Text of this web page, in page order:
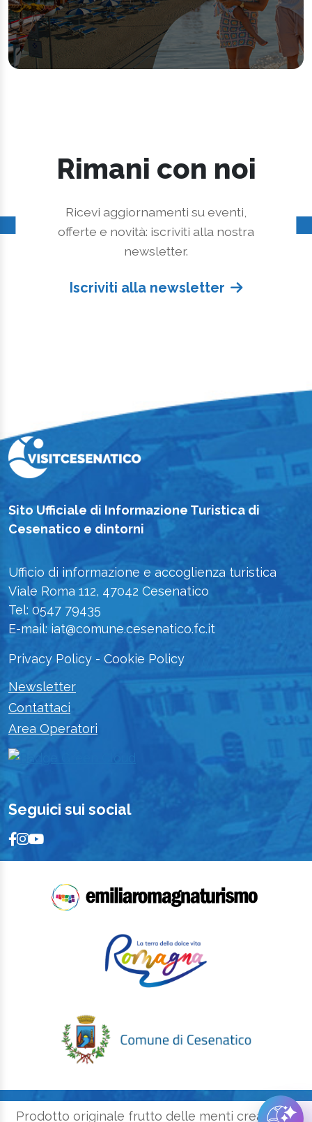
Rimani con noi
Ricevi aggiornamenti su eventi,
offerte e novità: iscriviti alla nostra
newsletter.
Iscriviti alla newsletter
Sito Ufficiale di Informazione Turistica di
Cesenatico e dintorni
Ufficio di informazione e accoglienza turistica
Viale Roma 112, 47042 Cesenatico
Tel: 0547 79435
E-mail: iat@comune.cesenatico.fc.it
Privacy Policy - Cookie Policy
Newsletter
Contattaci
Area Operatori
Seguici sui social
Prodotto originale frutto delle menti creative e